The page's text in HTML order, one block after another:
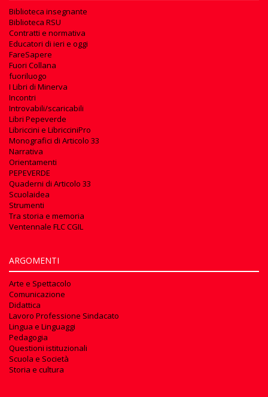
Biblioteca insegnante
Biblioteca RSU
Contratti e normativa
Educatori di ieri e oggi
FareSapere
Fuori Collana
fuoriluogo
I Libri di Minerva
Incontri
Introvabili/scaricabili
Libri Pepeverde
Libriccini e LibricciniPro
Monografici di Articolo 33
Narrativa
Orientamenti
PEPEVERDE
Quaderni di Articolo 33
Scuolaidea
Strumenti
Tra storia e memoria
Ventennale FLC CGIL
ARGOMENTI
Arte e Spettacolo
Comunicazione
Didattica
Lavoro Professione Sindacato
Lingua e Linguaggi
Pedagogia
Questioni istituzionali
Scuola e Società
Storia e cultura